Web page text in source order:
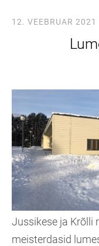
12. VEEBRUAR 2021
Jussikese ja Krõlli
meisterdasid